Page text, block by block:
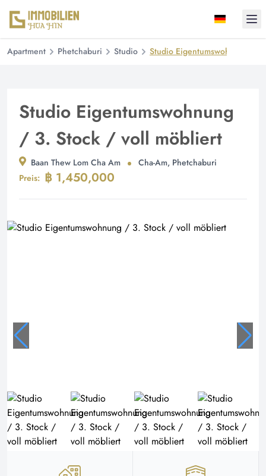
Apartment Phetchaburi Studio Studio Eigentumswohnung /
Studio Eigentumswohnung
/ 3. Stock / voll möbliert
Baan Thew Lom Cha Am
Cha-Am, Phetchaburi
Preis: ฿ 1,450,000